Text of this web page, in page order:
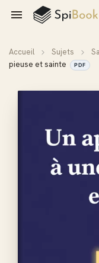

Accueil Sujets
pieuse et sainte
PDF